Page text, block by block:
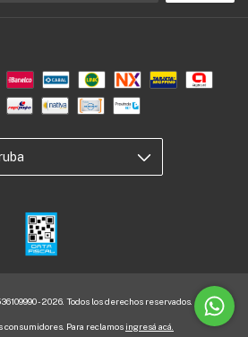
- 2026. Todos los derechos reservados.
consumidores. Para reclamos ingresá acá.